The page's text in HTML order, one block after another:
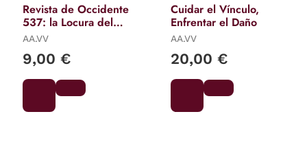
Revista de Occidente
537: la Locura del
Arte
AA.VV
9,00 €
Cuidar el Vínculo,
Enfrentar el Daño
AA.VV
20,00 €